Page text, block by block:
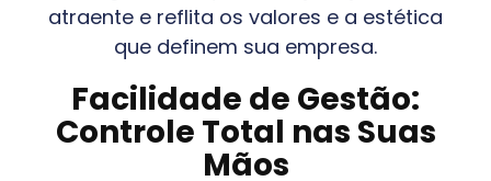
atraente e reflita os valores e a estética
que definem sua empresa.
Facilidade de Gestão:
Controle Total nas Suas
Mãos